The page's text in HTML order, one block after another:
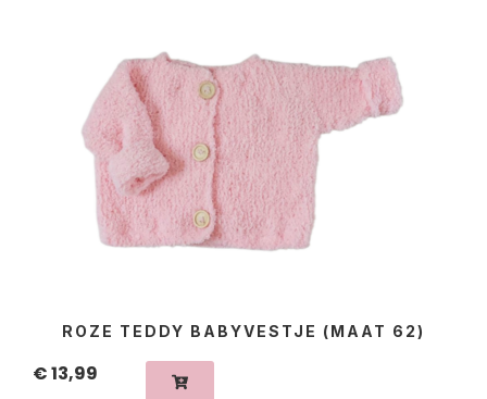
ROZE TEDDY BABYVESTJE (MAAT 62)
€13,99